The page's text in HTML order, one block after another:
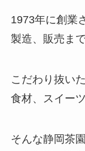
1973年に創業
製造、販売ま
こだわり抜い
食材、スイー
そんな静岡茶